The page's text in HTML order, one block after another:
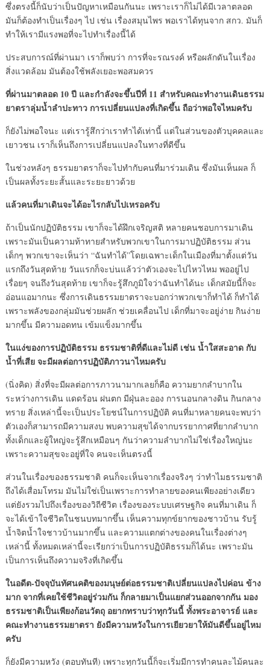
ซึ่งตรงนี้ก็นับว่าเป็นปัญหาเหมือนกันนะ เพราะเราก็ไม่ได้มีเวลาตลอด
มันก็ต้องทำเป็นเรื่องๆ ไป เช่น เรื่องสมุนไพร พอเราได้ทุนจาก สกว. มันก็
ทำให้เรามีแรงพอที่จะไปทำเรื่องนี้ได้
ประสบการณ์ที่ผ่านมา เราก็พบว่า การที่จะรณรงค์ หรือผลักดันในเรื่อง
สิ่งแวดล้อม มันต้องใช้พลังเยอะพอสมควร
ที่ผ่านมาตลอด 10 ปี และกำลังจะขึ้นปีที่ 11 สำหรับคณะทำงานเดินธรรม
ยาตราลุ่มน้ำลำปะทาว การเปลี่ยนแปลงที่เกิดขึ้น ถือว่าพอใจไหมครับ
ก็ยังไม่พอใจนะ แต่เรารู้สึกว่าเราทำได้เท่านี้ แต่ในส่วนของตัวบุคคลและ
เยาวชน เราก็เห็นถึงการเปลี่ยนแปลงในทางที่ดีขึ้น
ในช่วงหลังๆ ธรรมยาตราก็จะไปทำกับคนที่มาร่วมเดิน ซึ่งมันเห็นผล ก็
เป็นผลทั้งระยะสั้นและระยะยาวด้วย
แล้วคนที่มาเดินจะได้อะไรกลับไปเหรอครับ
ถ้าเป็นนักปฏิบัติธรรม เขาก็จะได้ฝึกเจริญสติ หลายคนชอบการมาเดิน
เพราะมันเป็นความท้าทายสำหรับพวกเขาในการมาปฏิบัติธรรม ส่วน
เด็กๆ พวกเขาจะเห็นว่า “ฉันทำได้”โดยเฉพาะเด็กในเมืองที่มาตั้งแต่วัน
แรกถึงวันสุดท้าย วันแรกก็จะบ่นแล้วว่าตัวเองจะไปไหวไหม พออยู่ไป
เรื่อยๆ จนถึงวันสุดท้าย เขาก็จะรู้สึกภูมิใจว่าฉันทำได้นะ เด็กสมัยนี้ก็จะ
อ่อนแอมากนะ ซึ่งการเดินธรรมยาตราจะบอกว่าพวกเขาก็ทำได้ ก็ทำได้
เพราะพลังของกลุ่มมันช่วยผลัก ช่วยเคลื่อนไป เด็กที่มาจะอยู่ง่าย กินง่าย
มากขึ้น มีความอดทน เข้มแข็งมากขึ้น
ในแง่ของการปฏิบัติธรรม ธรรมชาติที่ดีและไม่ดี เช่น น้ำใสสะอาด กับ
น้ำที่เสีย จะมีผลต่อการปฏิบัติภาวนาไหมครับ
(นิ่งคิด) สิ่งที่จะมีผลต่อการภาวนามากเลยก็คือ ความยากลำบากใน
ระหว่างการเดิน แดดร้อน ฝนตก มีฝุ่นละออง การนอนกลางดิน กินกลาง
ทราย สิ่งเหล่านี้จะเป็นประโยชน์ในการปฏิบัติ คนที่มาหลายคนจะพบว่า
ตัวเองก็สามารถมีความสงบ พบความสุขได้จากบรรยากาศที่ยากลำบาก
ทั้งเด็กและผู้ใหญ่จะรู้สึกเหมือนๆ กันว่าความลำบากไม่ใช่เรื่องใหญ่นะ
เพราะความสุขจะอยู่ที่ใจ คนจะเห็นตรงนี้
ส่วนในเรื่องของธรรมชาติ คนก็จะเห็นจากเรื่องจริงๆ ว่าทำไมธรรมชาติ
ถึงได้เสื่อมโทรม มันไม่ใช่เป็นเพราะการทำลายของคนเพียงอย่างเดียว
แต่ยังรวมไปถึงเรื่องของวิถีชีวิต เรื่องของระบบเศรษฐกิจ คนที่มาเดิน ก็
จะได้เข้าใจชีวิตในชนบทมากขึ้น เห็นความทุกข์ยากของชาวบ้าน รับรู้
น้ำจิตน้ำใจชาวบ้านมากขึ้น และความแตกต่างของคนในเรื่องต่างๆ
เหล่านี้ ทั้งหมดเหล่านี้จะเรียกว่าเป็นการปฏิบัติธรรมก็ได้นะ เพราะมัน
เป็นการเห็นถึงความจริงที่เกิดขึ้น
ในอดีต-ปัจจุบันทัศนคติของมนุษย์ต่อธรรมชาติเปลี่ยนแปลงไปค่อน ข้าง
มาก จากที่เคยใช้ชีวิตอยู่ร่วมกัน ก็กลายมาเป็นแยกส่วนออกจากกัน มอง
ธรรมชาติเป็นเพียงก้อนวัตถุ อยากทราบว่าทุกวันนี้ ทั้งพระอาจารย์ และ
คณะทำงานธรรมยาตรา ยังมีความหวังในการเยียวยาให้มันดีขึ้นอยู่ไหม
ครับ
ก็ยังมีความหวัง (ตอบทันที) เพราะทุกวันนี้ก็จะเริ่มมีการทำคนละไม้คนละ